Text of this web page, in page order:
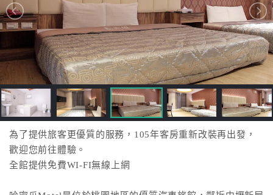
房
直
跟
店
訂
房
HOT
為了提供旅客更優質的服務，105年客房重新改裝再出發，
歡迎您前往體驗。
全館提供免費WI-FI無線上網